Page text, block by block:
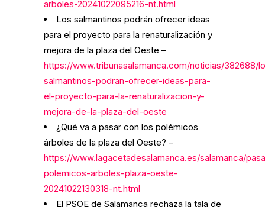
arboles-20241022095216-nt.html
Los salmantinos podrán ofrecer ideas
para el proyecto para la renaturalización y
mejora de la plaza del Oeste –
https://www.tribunasalamanca.com/noticias/382688/
salmantinos-podran-ofrecer-ideas-para-
el-proyecto-para-la-renaturalizacion-y-
mejora-de-la-plaza-del-oeste
¿Qué va a pasar con los polémicos
árboles de la plaza del Oeste? –
https://www.lagacetadesalamanca.es/salamanca/
polemicos-arboles-plaza-oeste-
20241022130318-nt.html
El PSOE de Salamanca rechaza la tala de